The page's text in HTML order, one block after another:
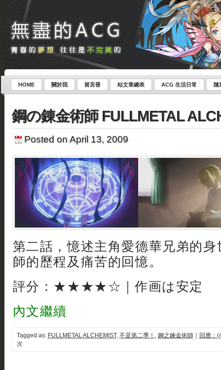
HOME 關於我 留言冊 站文章總表 ACG 生活日常 隨
鋼の錬金術師 FULLMETAL
Posted on April 13, 2009
第二話，憶述主角愛德華兄弟的
師的歷程及痛苦的回憶。
評分：★★★★☆｜作画は安定
內文繼續
Tagged as: FULLMETAL ALCHEMIST, 不是第二季！ , 鋼之鍊金術師｜
回應：
次